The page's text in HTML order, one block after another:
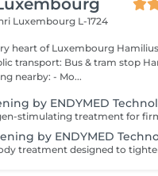
Luxembourg L-1724
of Luxembourg Hamilius. Easily
transport: Bus & tram stop
nearby: - Mo...
by ENDYMED
by ENDYMED